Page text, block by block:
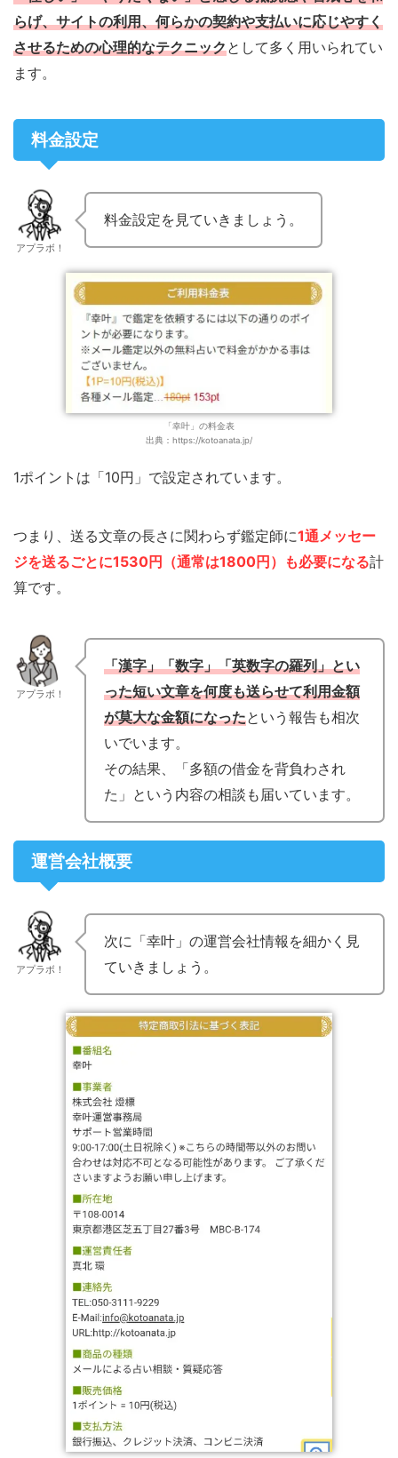
らげ、サイトの利用、何らかの契約や支払いに応じやすく
させるための心理的なテクニックとして多く用いられてい
ます。
料金設定
アプラボ！
料金設定を見ていきましょう。
「幸叶」の料金表
出典：https://kotoanata.jp/
1ポイントは「10円」で設定されています。
つまり、送る文章の長さに関わらず鑑定師に1通メッセー
ジを送るごとに1530円（通常は1800円）も必要になる計
算です。
アプラボ！
「漢字」「数字」「英数字の羅列」とい
った短い文章を何度も送らせて利用金額
が莫大な金額になったという報告も相次
いでいます。
その結果、「多額の借金を背負わされ
た」という内容の相談も届いています。
運営会社概要
アプラボ！
次に「幸叶」の運営会社情報を細かく見
ていきましょう。